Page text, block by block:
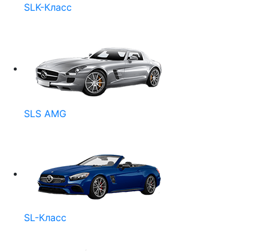
SLK-Класс
SLS AMG
SL-Класс